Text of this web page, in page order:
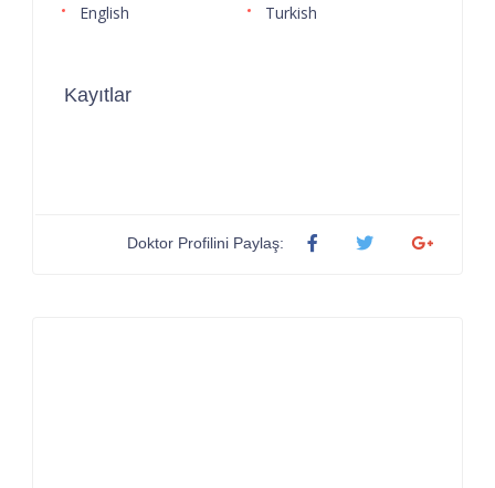
English Turkish
Kayıtlar
Doktor Profilini Paylaş: